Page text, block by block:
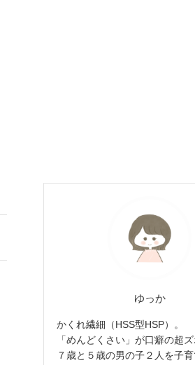
ゆっか
かくれ繊細（HSS型HSP）。
「めんどくさい」が口癖の超ズ
７歳と５歳の男の子２人を子育